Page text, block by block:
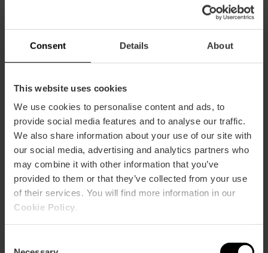
Consent Details About
This website uses cookies
We use cookies to personalise content and ads, to
provide social media features and to analyse our traffic.
We also share information about your use of our site with
our social media, advertising and analytics partners who
may combine it with other information that you’ve
provided to them or that they’ve collected from your use
of their services. You will find more information in our
Cookie Policy